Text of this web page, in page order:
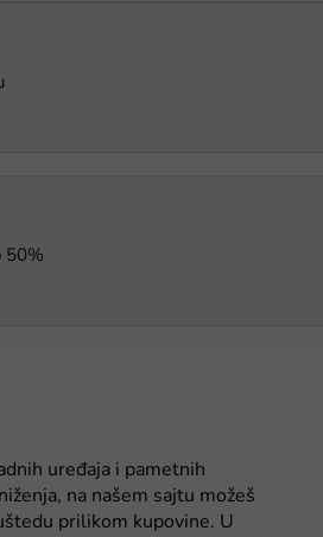
50%
uređaja i pametnih
na našem sajtu možeš
prilikom kupovine. U